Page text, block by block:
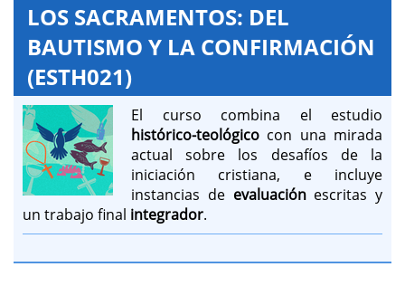
LOS SACRAMENTOS: DEL
BAUTISMO Y LA CONFIRMACIÓN
(ESTH021)
El curso combina el estudio
histórico-teológico con una mirada
actual sobre los desafíos de la
iniciación cristiana, e incluye
instancias de evaluaciónescritas y
un trabajo final integrador.